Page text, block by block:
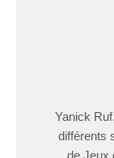
Yanick
différents